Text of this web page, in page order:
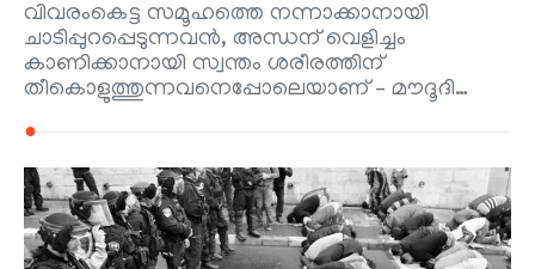
വിവരംകെട്ട സമൂഹത്തെ നന്നാക്കാനായി
ചാടിപ്പുറപ്പെടുന്നവൻ, അന്ധന് വെളിച്ചം
കാണിക്കാനായി സ്വന്തം ശരീരത്തിന്
തീകൊളുത്തുന്നവനെപ്പോലെയാണ് – മൗദൂദി…
●